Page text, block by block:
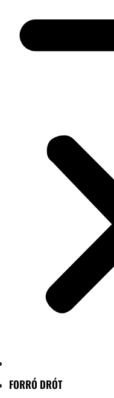
FORRÓ DRÓT